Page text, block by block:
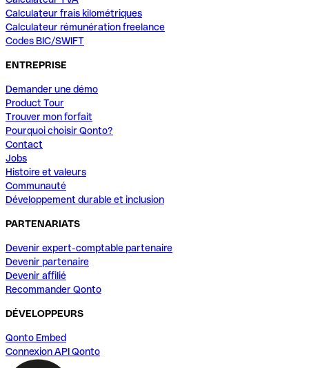
Calculateur frais kilométriques
Calculateur rémunération freelance
Codes BIC/SWIFT
ENTREPRISE
Demander une démo
Product Tour
Trouver mon forfait
Pourquoi choisir Qonto?
Contact
Jobs
Histoire et valeurs
Communauté
Développement durable et inclusion
PARTENARIATS
Devenir expert-comptable partenaire
Devenir partenaire
Devenir affilié
Recommander Qonto
DÉVELOPPEURS
Qonto Embed
Connexion API Qonto